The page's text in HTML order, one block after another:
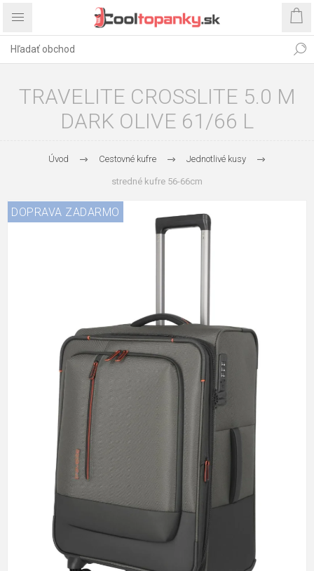
TRAVELITE CROSSLITE 5.0 M
DARK OLIVE 61/66 L
Úvod Cestovné kufre Jednotlivé kusy
stredné kufre 56-66cm
DOPRAVA ZADARMO